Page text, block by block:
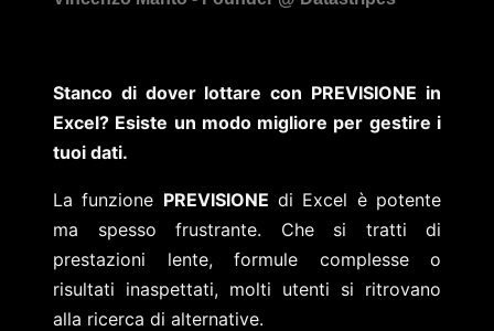
Stanco di dover lottare con PREVISIONE in
Excel? Esiste un modo migliore per gestire i
tuoi dati.
La funzione PREVISIONE di Excel è potente
ma spesso frustrante. Che si tratti di
prestazioni lente, formule complesse o
risultati inaspettati, molti utenti si ritrovano
alla ricerca di alternative.